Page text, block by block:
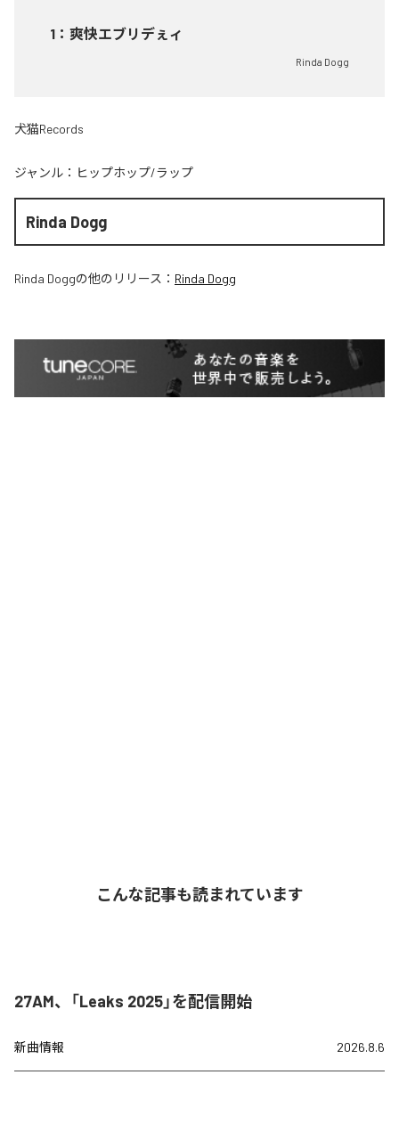
1 ： 爽快エブリデぇィ
Rinda Dogg
犬猫Records
ジャンル： ヒップホップ/ラップ
Rinda Dogg
Rinda Doggの他のリリース： Rinda Dogg
こんな記事も読まれています
27AM、「Leaks 2025」を配信開始
新曲情報 2026.8.6